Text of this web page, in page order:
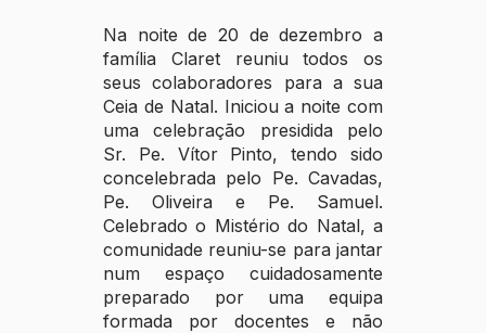
Na noite de 20 de dezembro a
família Claret reuniu todos os
seus colaboradores para a sua
Ceia de Natal. Iniciou a noite com
uma celebração presidida pelo
Sr. Pe. Vítor Pinto, tendo sido
concelebrada pelo Pe. Cavadas,
Pe. Oliveira e Pe. Samuel.
Celebrado o Mistério do Natal, a
comunidade reuniu-se para jantar
num espaço cuidadosamente
preparado por uma equipa
formada por docentes e não